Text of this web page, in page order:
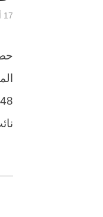
17 أبريل، 2020